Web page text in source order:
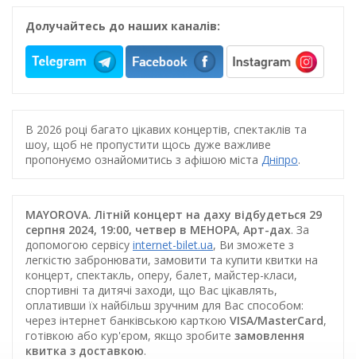
Долучайтесь до наших каналів:
В 2026 році багато цікавих концертів, спектаклів та
шоу, щоб не пропустити щось дуже важливе
пропонуємо ознайомитись з афішою міста Дніпро.
MAYOROVA. Літній концерт на даху відбудеться 29
серпня 2024, 19:00, четвер в МЕНОРА, Арт-дах. За
допомогою сервісу internet-bilet.ua, Ви зможете з
легкістю забронювати, замовити та купити квитки на
концерт, спектакль, оперу, балет, майстер-класи,
спортивні та дитячі заходи, що Вас цікавлять,
оплативши їх найбільш зручним для Вас способом:
через інтернет банківською карткою VISA/MasterCard,
готівкою або кур'єром, якщо зробите замовлення
квитка з доставкою.